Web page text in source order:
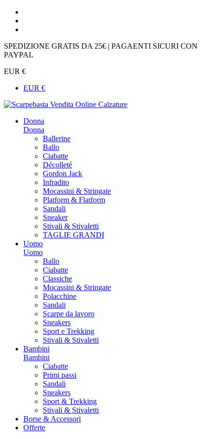
SPEDIZIONE GRATIS DA 25€ | PAGAENTI SICURI CON
PAYPAL
EUR €
EUR €
Donna
Donna
Ballerine
Ballo
Ciabatte
Décolleté
Gordon Jack
Infradito
Mocassini & Stringate
Platform & Flatform
Sandali
Sneaker
Stivali & Stivaletti
TAGLIE GRANDI
Uomo
Uomo
Ballo
Ciabatte
Classiche
Mocassini & Stringate
Polacchine
Sandali
Scarpe da lavoro
Sneakers
Sport e Trekking
Stivali & Stivaletti
Bambini
Bambini
Ciabatte
Primi passi
Sandali
Sneakers
Sport & Trekking
Stivali & Stivaletti
Borse & Accessori
Offerte